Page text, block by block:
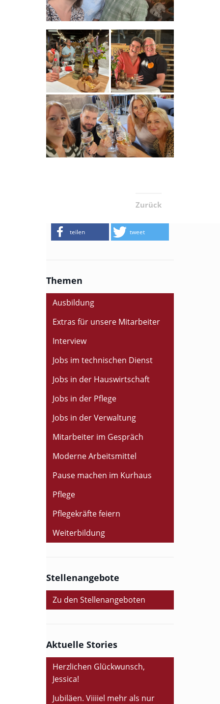
Zurück
teilen tweet
Themen
Ausbildung
Extras für unsere Mitarbeiter
Interview
Jobs im technischen Dienst
Jobs in der Hauswirtschaft
Jobs in der Pflege
Jobs in der Verwaltung
Mitarbeiter im Gespräch
Moderne Arbeitsmittel
Pause machen im Kurhaus
Pflege
Pflegekräfte feiern
Weiterbildung
Stellenangebote
Zu den Stellenangeboten
Aktuelle Stories
Herzlichen Glückwunsch,
Jessica!
Jubiläen. Viiiiel mehr als nur